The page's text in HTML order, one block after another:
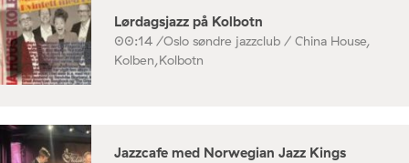
Lørdagsjazz på Kolbotn
00:14 /Oslo søndre jazzclub / China House,
Kolben,Kolbotn
Jazzcafe med Norwegian Jazz Kings